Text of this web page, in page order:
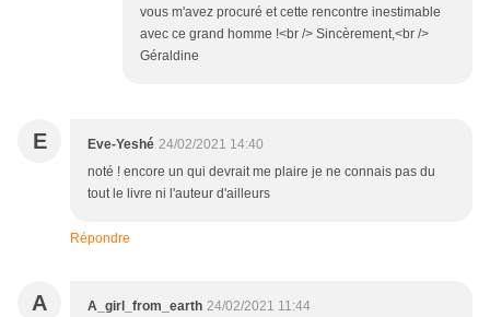
vous m'avez procuré et cette rencontre inestimable
avec ce grand homme !<br /> Sincèrement,<br />
Géraldine
E Eve-Yeshé 24/02/2021 14:40
noté ! encore un qui devrait me plaire je ne connais pas du
tout le livre ni l'auteur d'ailleurs
Répondre
A A_girl_from_earth 24/02/2021 11:44